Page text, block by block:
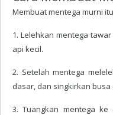
Membuat mentega murni
1. Lelehkan mentega
api kecil.
2. Setelah mentega
dasar, dan singkirkan busa
3. Tuangkan mentega